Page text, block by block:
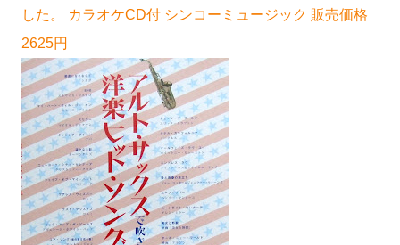
した。 カラオケCD付 シンコーミュージック 販売価格
2625円